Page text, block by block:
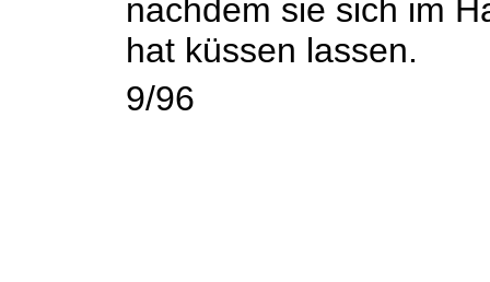
nachdem sie sich im
hat küssen lassen.
9/96